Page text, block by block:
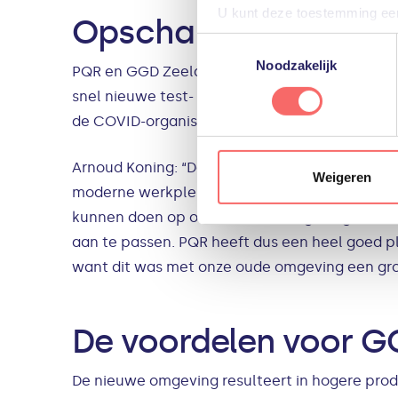
U kunt deze toestemming
u het gebruik van niet-
Meer informatie, inclusief
het gebruik van cookies te
Noodzakelijk
Weigeren
Opschalen tijdens
PQR en GGD Zeeland waren bezig met de
snel nieuwe test- en vaccinatiestraten op
de COVID-organisatie zijn er in korte tijd
Arnoud Koning: “De mogelijkheid om
moderne werkplek in combinatie met een
kunnen doen op onze nieuwe omgeving. De
aan te passen. PQR heeft dus een heel
want dit was met onze oude omgeving een
De voordelen voor
De nieuwe omgeving resulteert in hogere